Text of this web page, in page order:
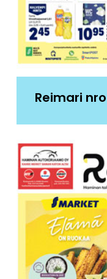
Reimari